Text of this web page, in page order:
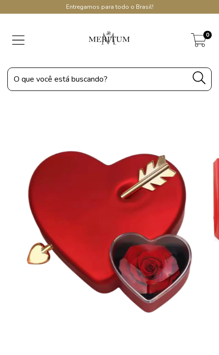
Entregamos para todo o Brasil!
0